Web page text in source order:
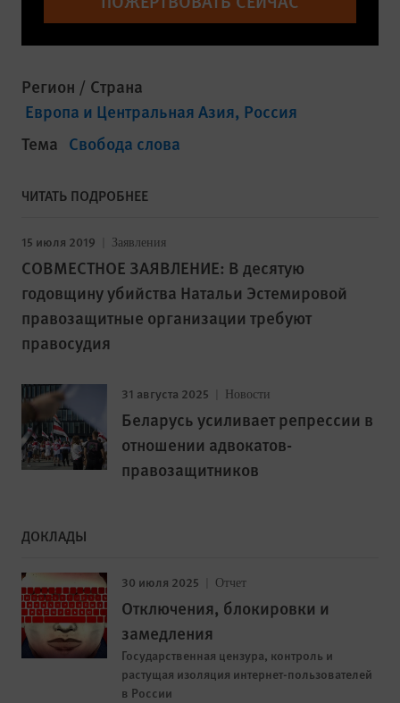
Регион / Страна
Европа и Центральная Азия Россия
Тема Свобода слова
ЧИТАТЬ ПОДРОБНЕЕ
15 июля 2019 Заявления
СОВМЕСТНОЕ ЗАЯВЛЕНИЕ: В десятую
годовщину убийства Натальи Эстемировой
правозащитные организации требуют
правосудия
31 августа 2025 Новости
Беларусь усиливает репрессии в
отношении адвокатов-
правозащитников
ДОКЛАДЫ
30 июля 2025 Отчет
Отключения, блокировки и
замедления
Государственная цензура, контроль и
растущая изоляция интернет-пользователей
в России